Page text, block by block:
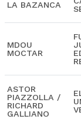
LA BAZANCA
MDOU
MOCTAR
ASTOR
PIAZZOLLA /
RICHARD
GALLIANO